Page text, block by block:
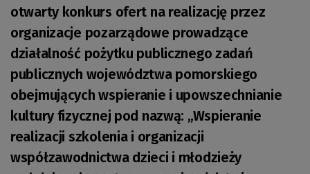
otwarty konkurs ofert na realizację przez
organizacje pozarządowe prowadzące
działalność pożytku publicznego zadań
publicznych województwa pomorskiego
obejmujących wspieranie i upowszechnianie
kultury fizycznej pod nazwą: „Wspieranie
realizacji szkolenia i organizacji
współzawodnictwa dzieci i młodzieży